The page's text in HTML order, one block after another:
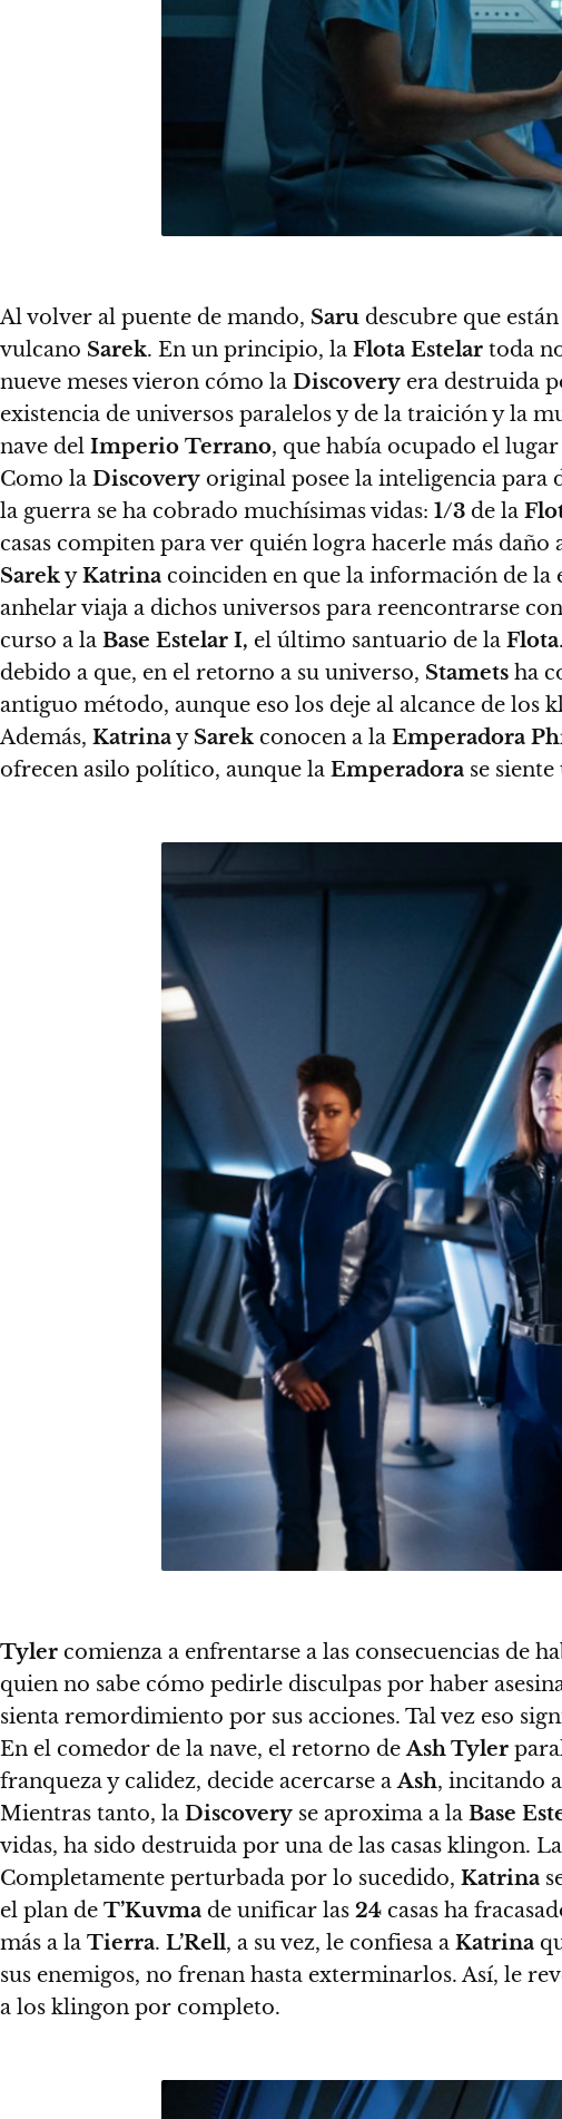
Al volver al puente de mando, Saru descubre que
vulcano Sarek. En un principio, la Flota Estelar toda
nueve meses vieron cómo la Discovery era destruida
existencia de universos paralelos y de la traición y la
nave del Imperio Terrano, que había ocupado el
Como la Discovery original posee la inteligencia para
la guerra se ha cobrado muchísimas vidas: 1/3 de la
casas compiten para ver quién logra hacerle más daño
SarekyKatrina coinciden en que la información de la
anhelar viaja a dichos universos para reencontrarse
curso a la Base Estelar I, el último santuario de la Flota
debido a que, en el retorno a su universo, Stamets ha
antiguo método, aunque eso los deje al alcance de los
Además, Katrinay Sarek conocen a la Emperadora
ofrecen asilo político, aunque la Emperadora se
Tyler comienza a enfrentarse a las consecuencias de
quien no sabe cómo pedirle disculpas por haber
sienta remordimiento por sus acciones. Tal vez eso
En el comedor de la nave, el retorno deAsh Tyler
franqueza y calidez, decide acercarse aAsh, incitando
Mientras tanto, la Discovery se aproxima a la Base
vidas, ha sido destruida por una de las casas klingon. La
Completamente perturbada por lo sucedido, Katrina
el plan de T’Kuvma de unificar las 24 casas ha
más a la Tierra. L’Rell, a su vez, le confiesa a Katrina
sus enemigos, no frenan hasta exterminarlos. Así, le
a los klingon por completo.